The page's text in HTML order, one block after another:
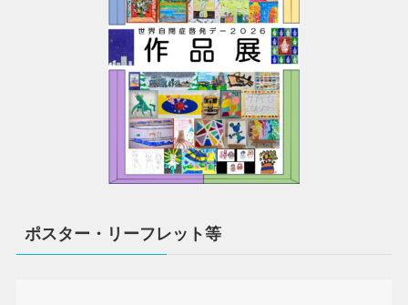
ポスター・リーフレット等